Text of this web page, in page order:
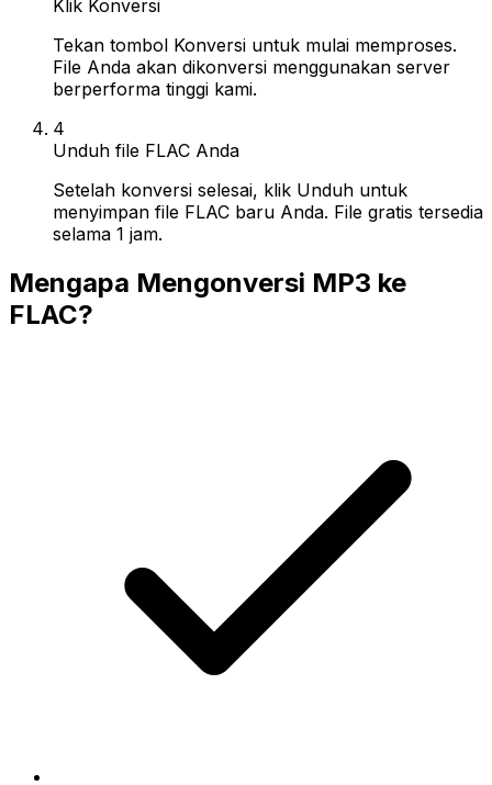
Klik Konversi
Tekan tombol Konversi untuk mulai memproses.
File Anda akan dikonversi menggunakan server
berperforma tinggi kami.
4
Unduh file FLAC Anda
Setelah konversi selesai, klik Unduh untuk
menyimpan file FLAC baru Anda. File gratis tersedia
selama 1 jam.
Mengapa Mengonversi MP3 ke
FLAC?